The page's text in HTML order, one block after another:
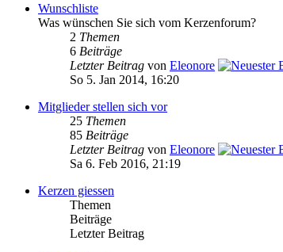
Wunschliste
Was wünschen Sie sich vom Kerzenforum?
2 Themen
6 Beiträge
Letzter Beitrag von Eleonore
So 5. Jan 2014, 16:20
Mitglieder stellen sich vor
25 Themen
85 Beiträge
Letzter Beitrag von Eleonore
Sa 6. Feb 2016, 21:19
Kerzen giessen
Themen
Beiträge
Letzter Beitrag